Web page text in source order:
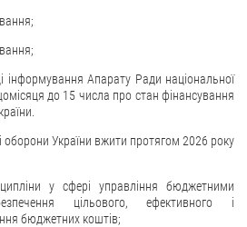
інформування Апарату Ради національної
до 15 числа про стан фінансування
оборони України вжити протягом 2026 року
у сфері управління бюджетними
цільового, ефективного і
бюджетних коштів;